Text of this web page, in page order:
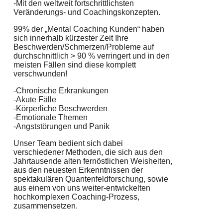
-Mit den weltweit fortschrittlichsten
Veränderungs- und Coachingskonzepten.
99% der „Mental Coaching Kunden“ haben
sich innerhalb kürzester Zeit Ihre
Beschwerden/Schmerzen/Probleme auf
durchschnittlich > 90 % verringert und in den
meisten Fällen sind diese komplett
verschwunden!
-Chronische Erkrankungen
-Akute Fälle
-Körperliche Beschwerden
-Emotionale Themen
-Angststörungen und Panik
Unser Team bedient sich dabei
verschiedener Methoden, die sich aus den
Jahrtausende alten fernöstlichen Weisheiten,
aus den neuesten Erkenntnissen der
spektakulären Quantenfeldforschung, sowie
aus einem von uns weiter-entwickelten
hochkomplexen Coaching-Prozess,
zusammensetzen.